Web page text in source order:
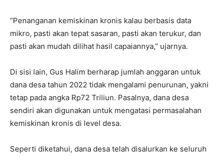
“Penanganan kemiskinan kronis kalau berbasis data
mikro, pasti akan tepat sasaran, pasti akan terukur, dan
pasti akan mudah dilihat hasil capaiannya,” ujarnya.
Di sisi lain, Gus Halim berharap jumlah anggaran untuk
dana desa tahun 2022 tidak mengalami penurunan, yakni
tetap pada angka Rp72 Triliun. Pasalnya, dana desa
sendiri akan digunakan untuk mengatasi permasalahan
kemiskinan kronis di level desa.
Seperti diketahui, dana desa telah disalurkan ke seluruh